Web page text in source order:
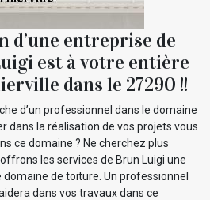
d’une entreprise de
est à votre entière
dans le 27290 !!
d’un professionnel dans le domaine
dans la réalisation de vos projets vous
ce domaine ? Ne cherchez plus
les services de Brun Luigi une
de toiture. Un professionnel
dans vos travaux dans ce